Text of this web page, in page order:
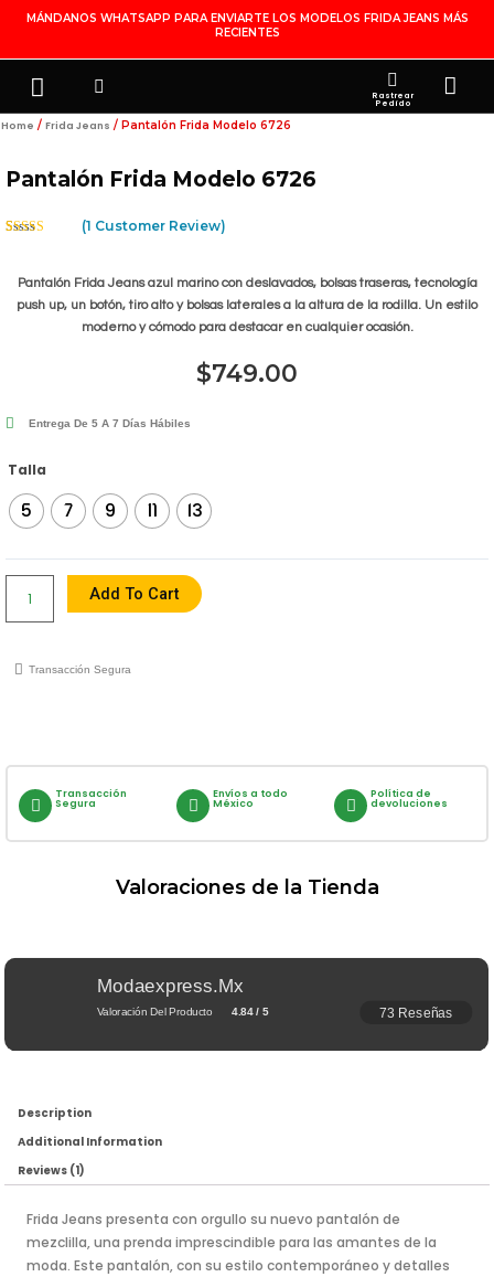
Contenido
MÁNDANOS WHATSAPP PARA ENVIARTE LOS MODELOS FRIDA JEANS MÁS
RECIENTES
MenuSearch Rastrear
Pedido
Home / Frida Jeans / Pantalón Frida Modelo 6726
Pantalón Frida Modelo 6726
Customer
Rating
(1 Customer Review)
Pantalón Frida Jeans azul marino con deslavados, bolsas traseras, tecnología
push up, un botón, tiro alto y bolsas laterales a la altura de la rodilla. Un estilo
moderno y cómodo para destacar en cualquier ocasión.
$749.00
Entrega De 5 A 7 Días Hábiles
Talla
5 7 9 11 13
Pantalón
Frida
Modelo
Quantity
Add To Cart
Transacción Segura
Transacción
Segura
Envíos a todo
México
Política de
devoluciones
Description
Additional Information
Reviews (1)
Frida Jeans presenta con orgullo su nuevo pantalón de
mezclilla, una prenda imprescindible para las amantes de la
moda. Este pantalón, con su estilo contemporáneo y detalles
Valoraciones de la Tienda
Modaexpress.mx
Valoración Del Producto 4.84 / 5 73 Reseñas